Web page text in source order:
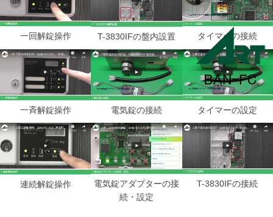
一回解錠操作 T-3830IFの盤内設置 タイマーの接続
一斉解錠操作 電気錠の接続 タイマーの設定
連続解錠操作
電気錠アダプターの接
続・設定
T-3830IFの接続